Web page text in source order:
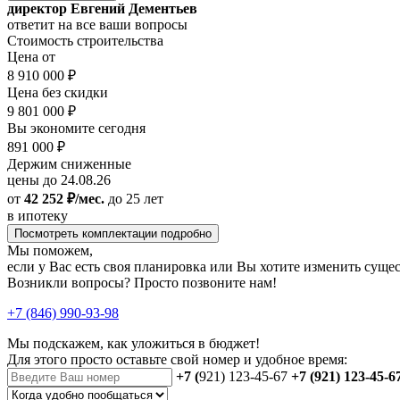
директор Евгений Дементьев
ответит на все ваши вопросы
Стоимость строительства
Цена от
8 910 000 ₽
Цена без скидки
9 801 000 ₽
Вы экономите сегодня
891 000 ₽
Держим сниженные
цены до 24.08.26
от 42 252 ₽/мес. до 25 лет
в ипотеку
Посмотреть комплектации подробно
Мы поможем,
если у Вас есть своя планировка или Вы хотите изменить
Возникли вопросы? Просто позвоните нам!
+7 (846) 990-93-98
Мы подскажем, как уложиться в бюджет!
Для этого просто оставьте свой номер и удобное время:
+7 (921) 123-45-67 +7 (921) 123-45-